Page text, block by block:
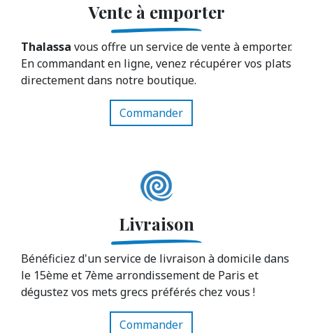
Vente à emporter
Thalassa vous offre un service de vente à emporter.
En commandant en ligne, venez récupérer vos plats
directement dans notre boutique.
Commander
Livraison
Bénéficiez d'un service de livraison à domicile dans
le 15ème et 7ème arrondissement de Paris et
dégustez vos mets grecs préférés chez vous !
Commander